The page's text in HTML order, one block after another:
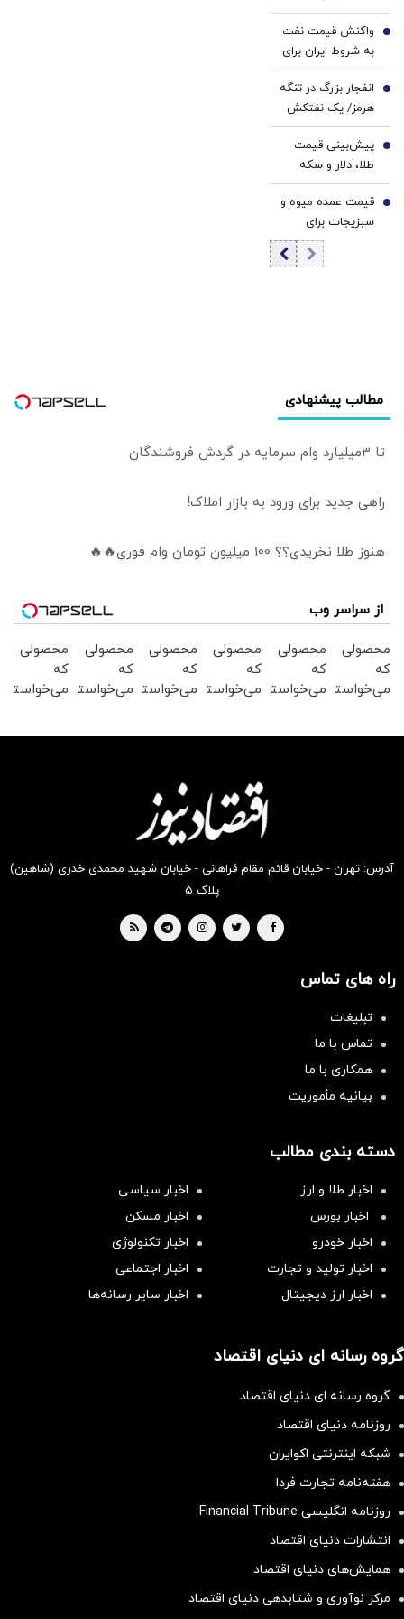
که صنعت و اقتصاد
کشور با چه
سناریوهایی در
منطقه/ شهروندان
به شایعات توجه
نکنند و نگران
نباشند
واکنش قیمت نفت
به شروط ایران برای
بازگشایی تنگه هرمز
4
انفجار بزرگ در تنگه
هرمز/ یک نفتکش
هدف قرار گرفت
5
پیش‌بینی قیمت
طلا، دلار و سکه
امروز دوشنبه ۱۹
مرداد ۱۴۰۵ | افت
محدود قیمت‌ها در
معاملات شبانه |
بازار طلا صعودی
6
قیمت عمده میوه و
سبزیجات برای
هفته جاری اعلام
شد+ جدول
7
مطالب پیشنهادی
تا 3میلیارد وام سرمایه در گردش فروشندگان
راهی جدید برای ورود به بازار املاک!
هنوز طلا نخریدی؟؟ 100 میلیون تومان وام فوری🔥🔥
از سراسر وب
محصولی
که
می‌خواستی
محصولی
که
می‌خواستی
محصولی
که
می‌خواستی
بخر!
محصولی
که
می‌خواستی
بخر !
محصولی
که
می‌خواستی
محصولی
که
می‌خواستی
آدرس: تهران - خیابان قائم مقام فراهانی - خیابان شهید محمدی خدری (شاهین)
پلاک ۵
راه های تماس
تبلیغات
تماس با ما
همکاری با ما
بیانیه مأموریت
دسته بندی مطالب
اخبار طلا و ارز
اخبار سیاسی
اخبار بورس
اخبار مسکن
اخبار خودرو
اخبار تکنولوژی
اخبار تولید و تجارت
اخبار اجتماعی
اخبار ارز دیجیتال
اخبار سایر رسانه‌‌ها
گروه رسانه ای دنیای اقتصاد
گروه رسانه ای دنیای اقتصاد
روزنامه دنیای اقتصاد
شبکه اینترنتی اکوایران
هفته‌نامه تجارت فردا
روزنامه انگلیسی Financial Tribune
انتشارات دنیای اقتصاد
همایش‌های دنیای اقتصاد
مرکز نوآوری و شتابدهی دنیای اقتصاد